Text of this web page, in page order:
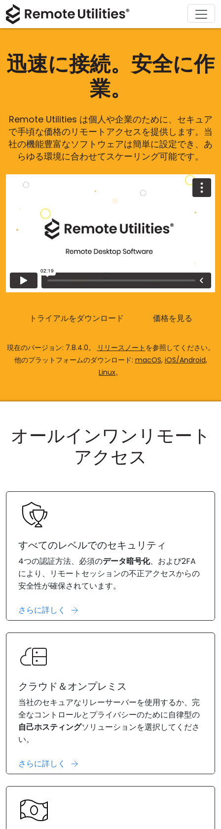
迅速に接続。安全に作
業。
Remote Utilities は個人や企業のために、セキュア
で手頃な価格のリモートアクセスを提供します。当
社の機能豊富なソフトウェアは簡単に設定でき、あ
らゆる環境に合わせてスケーリング可能です。
トライアルをダウンロード 価格を見る
現在のバージョン: 7.8.4.0。 リリースノート を参照してください。
他のプラットフォームのダウンロード: macOS, iOS/Android,
Linux。
オールインワンリモート
アクセス
すべてのレベルでのセキュリティ
4つの認証方法、必須のデータ暗号化、および2FA
により、リモートセッションの不正アクセスからの
安全性が確保されています。
さらに詳しく
クラウド＆オンプレミス
当社のセキュアなリレーサーバーを使用するか、完
全なコントロールとプライバシーのために自律型の
自己ホスティングソリューションを選択してくださ
い。
さらに詳しく
製品
セキュリティ
接続モード
無人アクセス
Active Directory サポート
MSI 設定
クラウド＆オンプレミス
ソリューション
製造および小売
情報技術
ダウンロード
macOS
購入
ライセンスアシスタント
ライセンスのアップグレード
サポート
ドキュメント
会社概要
プレスルーム